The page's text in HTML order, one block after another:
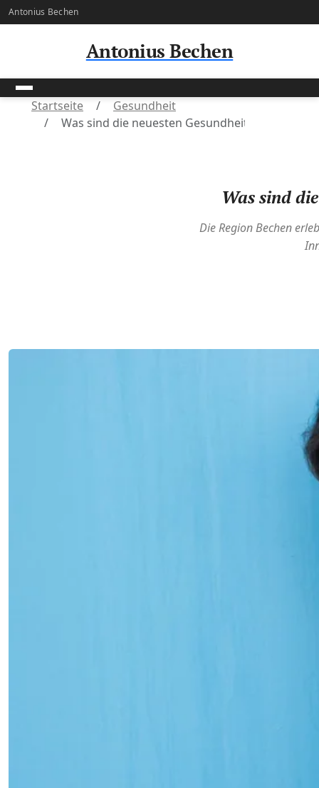
Antonius Bechen
Antonius Bechen
Startseite
Gesundheit
Was sind die neuesten Gesundheitstrends in
Was sind
Die Region Bechen